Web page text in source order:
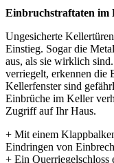
Einbruchstraftaten im
Ungesicherte
Einstieg. Sogar die
aus, als sie wirklich
verriegelt, erkennen die
Kellerfenster sind
Einbrüche im Keller
Zugriff auf Ihr Haus.
+ Mit einem
Eindringen von
+ Ein Querriegelschloss